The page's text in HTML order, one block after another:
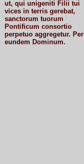
ut, qui unigeniti Filii tui
vices in terris gerebat,
sanctorum tuorum
Pontificum consortio
perpetuo aggregetur. Per
eundem Dominum.